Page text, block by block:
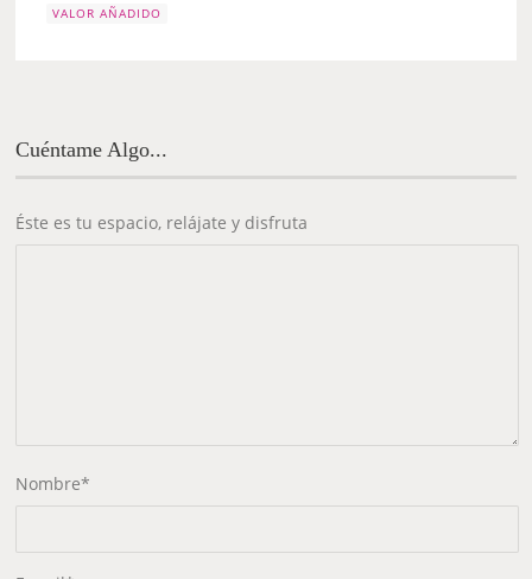
VALOR AÑADIDO
Cuéntame Algo...
Éste es tu espacio, relájate y disfruta
Nombre*